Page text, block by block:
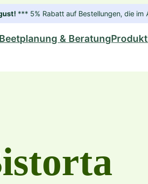
*** 5% Rabatt auf Bestellungen, die
Beetplanung & Beratung